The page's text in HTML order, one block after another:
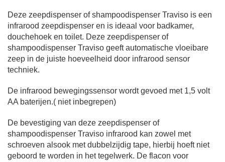
Deze zeepdispenser of shampoodispenser Traviso is een
infrarood zeepdispenser en is ideaal voor badkamer,
douchehoek en toilet. Deze zeepdispenser of
shampoodispenser Traviso geeft automatische vloeibare
zeep in de juiste hoeveelheid door infrarood sensor
techniek.
De infrarood bewegingssensor wordt gevoed met 1,5 volt
AA baterijen.( niet inbegrepen)
De bevestiging van deze zeepdispenser of
shampoodispenser Traviso infrarood kan zowel met
schroeven alsook met dubbelzijdig tape, hierbij hoeft niet
geboord te worden in het tegelwerk. De flacon voor